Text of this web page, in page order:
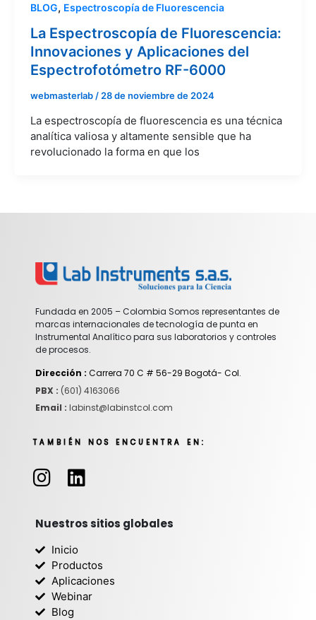
BLOG, Espectroscopía de Fluorescencia
La Espectroscopía de Fluorescencia:
Innovaciones y Aplicaciones del
Espectrofotómetro RF-6000
webmasterlab/28 de noviembre de 2024
La espectroscopía de fluorescencia es una técnica
analítica valiosa y altamente sensible que ha
revolucionado la forma en que los
Fundada en 2005 – Colombia Somos representantes de
marcas internacionales de tecnología de punta en
Instrumental Analítico para sus laboratorios y controles
de procesos.
Dirección : Carrera 70 C # 56-29 Bogotá- Col.
PBX : (601) 4163066
Email : labinst@labinstcol.com
TAMBIÉN NOS ENCUENTRA EN:
I
n
t
a
g
r
a
L
i
k
e
d
i
n
Nuestros sitios globales
Inicio
Productos
Aplicaciones
Webinar
Blog